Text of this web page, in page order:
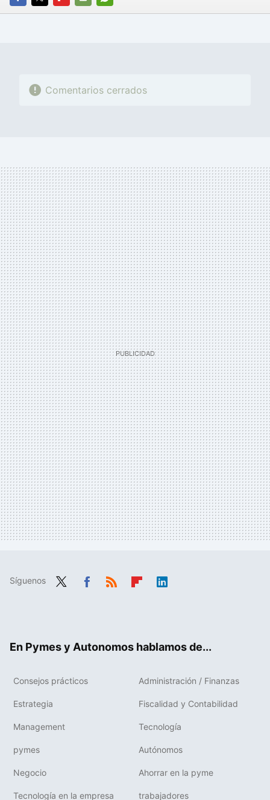
FACEBOOK
TWITTERFLIPBOARD
E-
WHATSAPP
Comentarios cerrados
Síguenos
En Pymes y Autonomos hablamos de...
Consejos prácticos Administración / Finanzas
Estrategia Fiscalidad y Contabilidad
Management Tecnología
pymes Autónomos
Negocio Ahorrar en la pyme
Tecnología en la empresa trabajadores